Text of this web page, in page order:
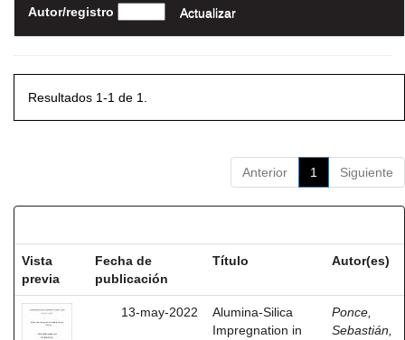
Autor/registro
Resultados 1-1 de 1.
Anterior 1 Siguiente
Vista
previa
Fecha de
publicación
Título Autor(es)
13-may-2022
Alumina-Silica
Impregnation in
Ponce,
Sebastián,